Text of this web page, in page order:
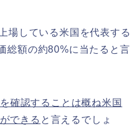
場している米国を代表する
総額の約80%に当たると言
確認することは概ね米国
できる と言えるでしょ